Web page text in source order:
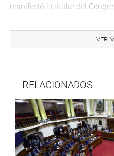
manifestó la titular del
Patricia Chirinos Venegas,
Parlamento, quién saludó y
escasos recursos y vulnerables.
«Tenemos la prioridad de
estas épocas tan difíciles»,
Entre las dirigentes de las
Victoria Escobar del distrito
Carmen Bravo de Carabayllo
VER
RELACIONADOS